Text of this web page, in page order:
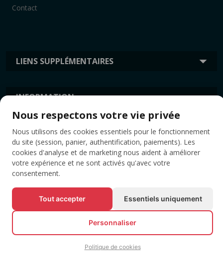
LIENS SUPPLÉMENTAIRES
INFORMATION
Contact
ÉTIQUETTES
© Tous droits réservés EVENTBOOK SRL.
Nous respectons votre vie privée
Nous utilisons des cookies essentiels pour le fonctionnement
du site (session, panier, authentification, paiements). Les
cookies d'analyse et de marketing nous aident à améliorer
votre expérience et ne sont activés qu'avec votre
consentement.
Tout accepter Essentiels uniquement
Personnaliser
Politique de cookies